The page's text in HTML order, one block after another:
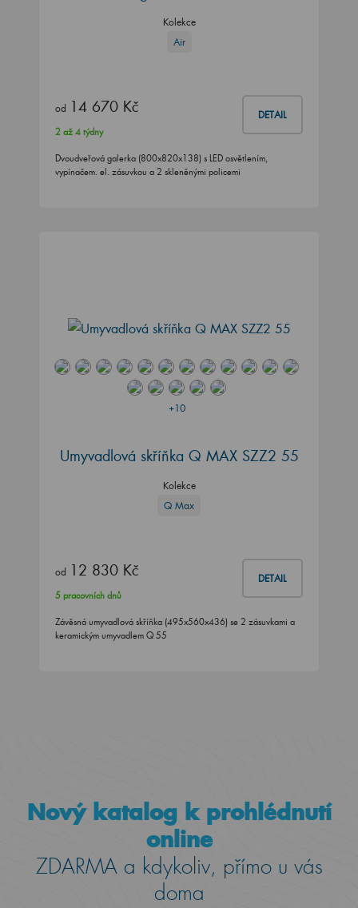
Kolekce
Air
od 14 670 Kč DETAIL
2 až 4 týdny
Dvoudveřová galerka (800x820x138) s LED osvětlením,
vypínačem. el. zásuvkou a 2 skleněnými policemi
+10
Umyvadlová skříňka Q MAX SZZ2 55
Kolekce
Q Max
od 12 830 Kč DETAIL
5 pracovních dnů
Závěsná umyvadlová skříňka (495x560x436) se 2 zásuvkami a
keramickým umyvadlem Q 55
Nový katalog k prohlédnutí
online
ZDARMA a kdykoliv, přímo u vás
doma